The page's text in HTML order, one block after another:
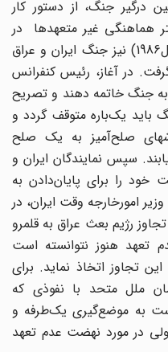
درگیر جنگ، از دستور کار
غیر متعهدها در
دهلی نو (شانزدهم تا نوزدهم آوریل1986) نیز جنگ ایران و عراق
در آغاز، رئیس کنفرانس
جنگ خاتمه دهند و تصریح
یک‌باره متوقف گردد و
صلح‌آمیز به یک صلح
سپس نمایندگان ایران و
را برای پایان‌دادن به
امورخارجه وقت ایران، در
رژیم بعث عراق به قلمرو
هنوز نتوانسته است
تجاوز اتخاذ نماید. برای
ملل متحد با نفوذی که
به موضع‌گیری یک‌طرفه و
در مورد نهضت عدم تعهد